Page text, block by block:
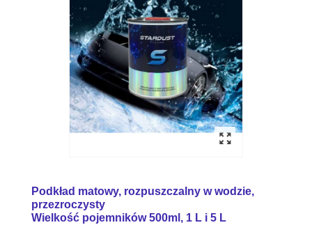
Podkład matowy, rozpuszczalny w wodzie,
przezroczysty
Wielkość pojemników 500ml, 1 L i 5 L